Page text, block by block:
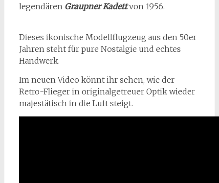
legendären Graupner Kadettvon 1956.
Dieses ikonische Modellflugzeug aus den 50er
Jahren steht für pure Nostalgie und echtes
Handwerk.
Im neuen Video könnt ihr sehen, wie der
Retro-Flieger in originalgetreuer Optik wieder
majestätisch in die Luft steigt.